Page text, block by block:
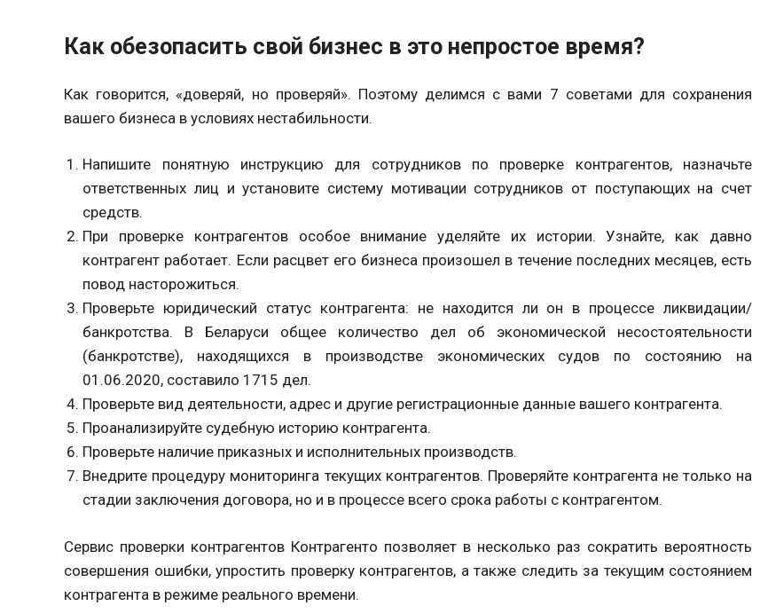
Как обезопасить свой бизнес в это непростое время?
Как говорится, «доверяй, но проверяй». Поэтому делимся с вами 7 советами для сохранения
вашего бизнеса в условиях нестабильности.
Напишите понятную инструкцию для сотрудников по проверке контрагентов, назначьте
ответственных лиц и установите систему мотивации сотрудников от поступающих на счет
средств.
При проверке контрагентов особое внимание уделяйте их истории. Узнайте, как давно
контрагент работает. Если расцвет его бизнеса произошел в течение последних месяцев, есть
повод насторожиться.
Проверьте юридический статус контрагента: не находится ли он в процессе ликвидации/
банкротства. В Беларуси общее количество дел об экономической несостоятельности
(банкротстве), находящихся в производстве экономических судов по состоянию на
01.06.2020, составило 1715 дел.
Проверьте вид деятельности, адрес и другие регистрационные данные вашего контрагента.
Проанализируйте судебную историю контрагента.
Проверьте наличие приказных и исполнительных производств.
Внедрите процедуру мониторинга текущих контрагентов. Проверяйте контрагента не только на
стадии заключения договора, но и в процессе всего срока работы с контрагентом.
Сервис проверки контрагентов Контрагенто позволяет в несколько раз сократить вероятность
совершения ошибки, упростить проверку контрагентов, а также следить за текущим состоянием
контрагента в режиме реального времени.